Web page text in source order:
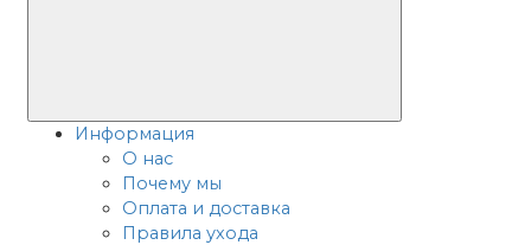
Информация
О нас
Почему мы
Оплата и доставка
Правила ухода